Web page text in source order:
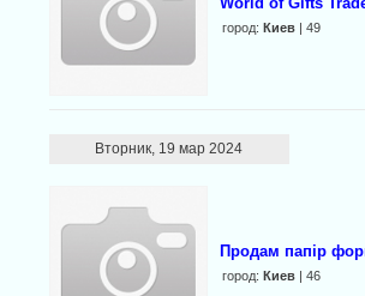
город: Киев| 49
Вторник, 19 мар 2024
Продам папір
город: Киев| 46